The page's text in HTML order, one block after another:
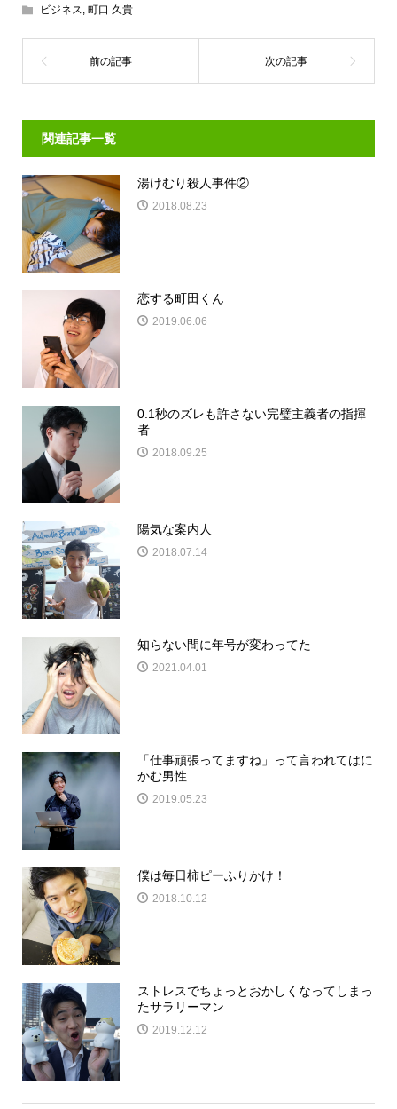
ビジネス, 町口 久貴
関連記事一覧
湯けむり殺人事件②
2018.08.23
恋する町田くん
2019.06.06
0.1秒のズレも許さない完璧主義者の指揮
者
2018.09.25
陽気な案内人
2018.07.14
知らない間に年号が変わってた
2021.04.01
「仕事頑張ってますね」って言われてはに
かむ男性
2019.05.23
僕は毎日柿ピーふりかけ！
2018.10.12
ストレスでちょっとおかしくなってしまっ
たサラリーマン
2019.12.12